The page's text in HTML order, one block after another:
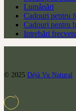
Lumânări
Cadouri pentru
Cadouri pentru
Intrebări
© 2025 Déjà Vu Natural